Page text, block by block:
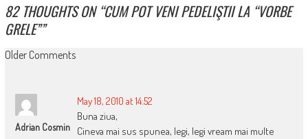
82 THOUGHTS ON “CUM POT VENI PEDELIŞTII LA “VORBE
GRELE””
COMMENT
Older Comments
Adrian Cosmin
May 18, 2010 at 14:52
Buna ziua,
Cineva mai sus spunea, legi, legi vream mai multe